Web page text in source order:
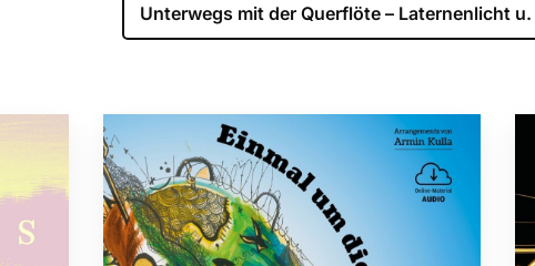
Unterwegs mit der Querflöte – Laternenlicht